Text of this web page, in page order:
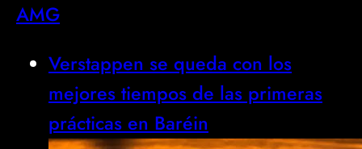
AMG
Verstappen se queda con los
mejores tiempos de las primeras
prácticas en Baréin